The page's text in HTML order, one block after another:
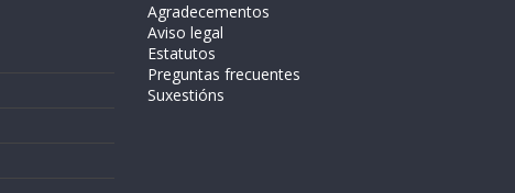
Agradecementos
Aviso legal
Estatutos
Preguntas frecuentes
Suxestións